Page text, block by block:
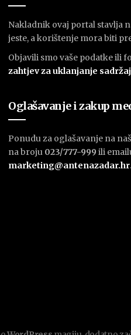
Nakladnik ovaj portal stavlja
jeste, a korištenje mora biti
Objavili smo vaše podatke ili
zahtjev za uklanjanje
Oglašavanje i zakup
Ponudu za oglašavanje na
na broju 023/777-999 ili
marketing@antenazadar.hr.